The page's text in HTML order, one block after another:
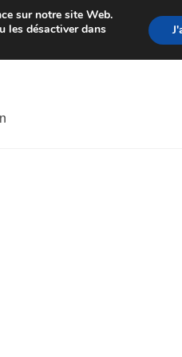
Du lundi au
sur notre site Web.
les désactiver dans